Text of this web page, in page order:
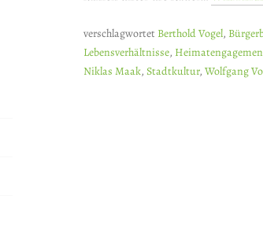
verschlagwortet Berthold Vogel,
Lebensverhältnisse,
Niklas Maak, Stadtkultur, Wolfgang